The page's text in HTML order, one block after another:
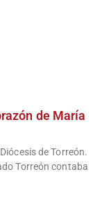
de María
de Torreón.
Torreón contaba